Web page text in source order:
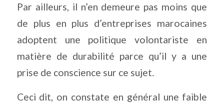
Par ailleurs, il n’en demeure pas moins que
de plus en plus d’entreprises marocaines
adoptent une politique volontariste en
matière de durabilité parce qu’il y a une
prise de conscience sur ce sujet.
Ceci dit, on constate en général une faible